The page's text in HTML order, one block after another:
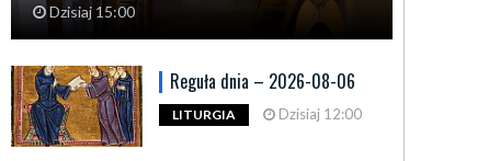
Dzisiaj 15:00
Reguła dnia – 2026-08-06
LITURGIA Dzisiaj 12:00